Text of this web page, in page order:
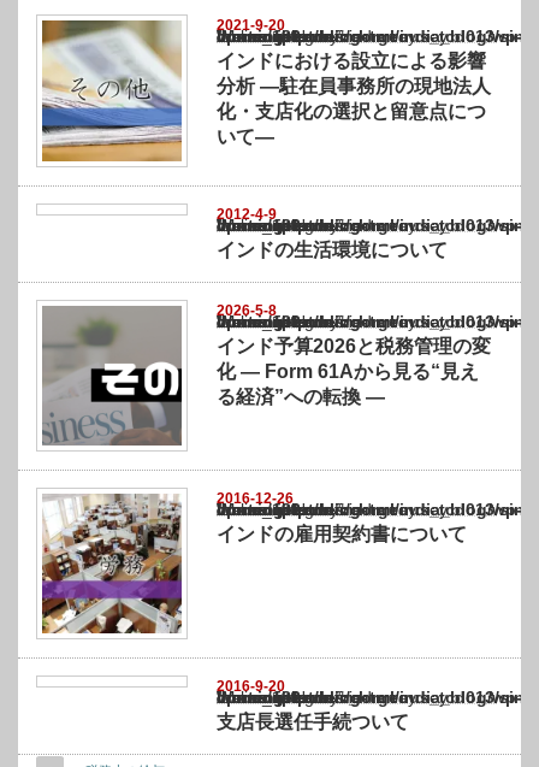
2021-9-20
Warning
: Undefined array key "show_category" in
/home/netst/kuno-cpa.co.jp/public_html/india_blog/wp-content/themes/
on line183
インドにおける設立による影響
分析 ―駐在員事務所の現地法人
化・支店化の選択と留意点につ
いて―
2012-4-9
Warning
: Undefined array key "show_category" in
/home/netst/kuno-cpa.co.jp/public_html/india_blog/wp-content/themes/
on line183
インドの生活環境について
2026-5-8
Warning
: Undefined array key "show_category" in
/home/netst/kuno-cpa.co.jp/public_html/india_blog/wp-content/themes/
on line183
インド予算2026と税務管理の変
化 ― Form 61Aから見る“見え
る経済”への転換 ―
2016-12-26
Warning
: Undefined array key "show_category" in
/home/netst/kuno-cpa.co.jp/public_html/india_blog/wp-content/themes/
on line183
インドの雇用契約書について
2016-9-20
Warning
: Undefined array key "show_category" in
/home/netst/kuno-cpa.co.jp/public_html/india_blog/wp-content/themes/
on line183
支店長選任手続ついて